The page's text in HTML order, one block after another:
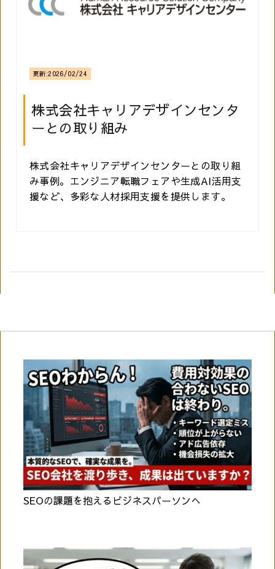
SEOの課題を抱えるビジネスパーソンへ
株式会社キャリアデザインセンタ
ーとの取り組み
更新:2026/02/24
株式会社キャリアデザインセンターとの取り組
み事例。エンジニア転職フェアや生成AI活用支
援など、多彩な人材採用支援を提供します。